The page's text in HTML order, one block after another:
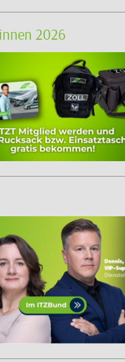
2026